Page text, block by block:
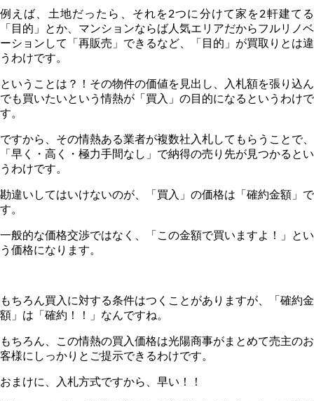
例えば、土地だったら、それを2つに分けて家を2軒建てる
「目的」とか、マンションならば人気エリアだからフルリノベ
ーションして「再販売」できるなど、「目的」が買取りとは違
うわけです。
ということは？！その物件の価値を見出し、入札額を張り込ん
でも買いたいという情熱が「買入」の目的になるというわけで
す。
ですから、その情熱ある業者が複数社入札してもらうことで、
「早く・高く・極力手間なし」で納得の売り先が見つかるとい
うわけです。
勘違いしてはいけないのが、「買入」の価格は「確約金額」で
す。
一般的な価格交渉ではなく、「この金額で買いますよ！」とい
う価格になります。
もちろん買入に対する条件はつくことがありますが、「確約金
額」は「確約！！」なんですね。
もちろん、この情熱の買入価格は光陽商事がまとめて売主のお
客様にしっかりとご提示できるわけです。
おまけに、入札方式ですから、早い！！